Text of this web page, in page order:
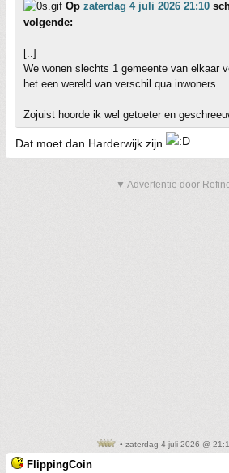
Op zaterdag 4 juli 2026 21:10
volgende:
[..]
We wonen slechts 1 gemeente van elkaar
het een wereld van verschil qua inwoners.
Zojuist hoorde ik wel getoeter en
Dat moet dan Harderwijk zijn
▼ Advertentie door
• zaterdag 4 juli 2026 @
FlippingCoin